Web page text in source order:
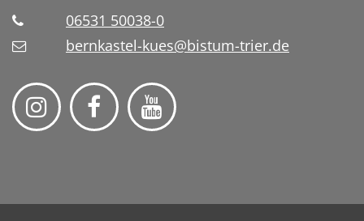
06531 50038-0
bernkastel-kues@bistum-trier.de